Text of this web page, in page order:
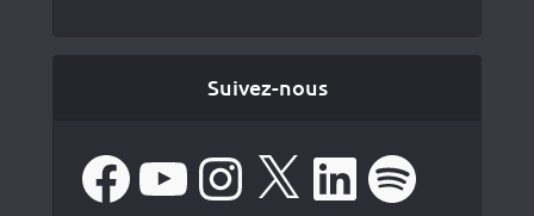
Suivez-nous
FacebookYouTube Instagram LinkedIn Spotify